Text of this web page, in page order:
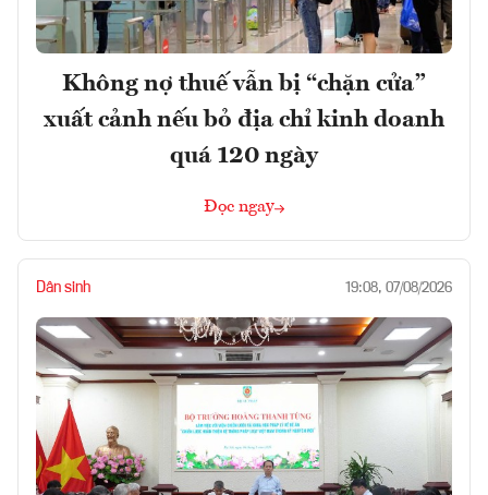
Không nợ thuế vẫn bị “chặn cửa”
xuất cảnh nếu bỏ địa chỉ kinh doanh
quá 120 ngày
Đọc ngay
Dân sinh 19:08, 07/08/2026